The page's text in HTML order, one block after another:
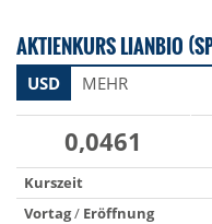
AKTIENKURS LIANBIO
USD MEHR
0,0461
Kurszeit
Vortag/ Eröffnung